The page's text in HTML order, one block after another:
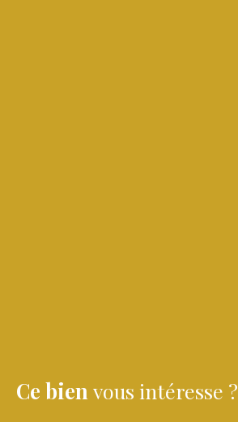
Ce bien vous intéresse ?